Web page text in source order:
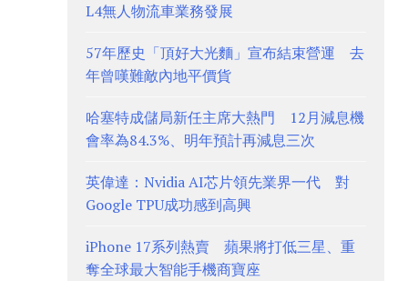
L4無人物流車業務發展
57年歷史「頂好大光麵」宣布結束營運 去
年曾嘆難敵內地平價貨
哈塞特成儲局新任主席大熱門 12月減息機
會率為84.3%、明年預計再減息三次
英偉達：Nvidia AI芯片領先業界一代 對
Google TPU成功感到高興
iPhone 17系列熱賣 蘋果將打低三星、重
奪全球最大智能手機商寶座